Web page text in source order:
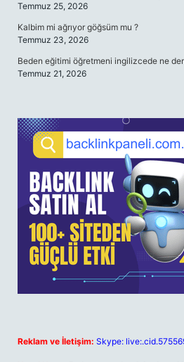
Temmuz 25, 2026
Kalbim mi ağrıyor göğsüm mu ?
Temmuz 23, 2026
Beden eğitimi öğretmeni ingilizcede ne
Temmuz 21, 2026
Reklam ve İletişim: Skype: